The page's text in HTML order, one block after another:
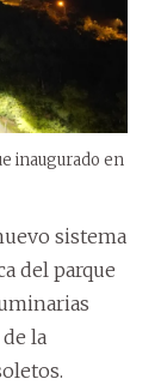
inaugurado en
sistema
del parque
la